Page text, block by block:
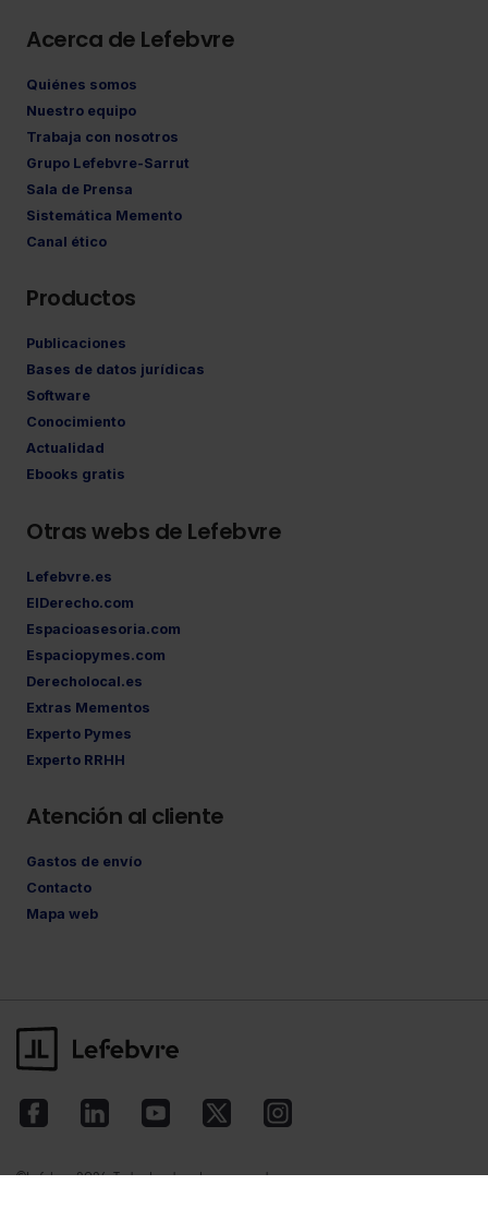
Acerca de Lefebvre
Quiénes somos
Nuestro equipo
Trabaja con nosotros
Grupo Lefebvre-Sarrut
Sala de Prensa
Sistemática Memento
Canal ético
Productos
Publicaciones
Bases de datos jurídicas
Software
Conocimiento
Actualidad
Ebooks gratis
Otras webs de Lefebvre
Lefebvre.es
ElDerecho.com
Espacioasesoria.com
Espaciopymes.com
Derecholocal.es
Extras Mementos
Experto Pymes
Experto RRHH
Atención al cliente
Gastos de envío
Contacto
Mapa web
©Lefebvre2026. Todos los derechos reservados.